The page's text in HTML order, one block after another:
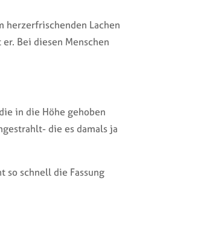
herzerfrischenden Lachen
Bei diesen Menschen
in die Höhe gehoben
die es damals ja
schnell die Fassung